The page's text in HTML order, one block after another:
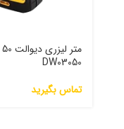
DW03050
تماس بگیرید